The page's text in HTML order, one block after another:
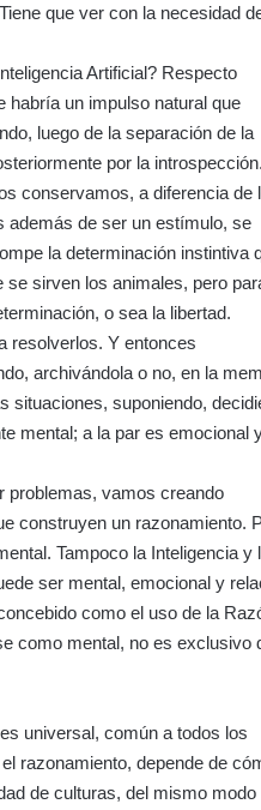
que ver con la necesidad
Artificial? Respecto
habría un impulso natural que
luego de la separación de la
por la
conservamos, a diferencia de
además de ser un estímulo, se
la determinación instintiva
se sirven los animales, pero
o sea la libertad.
resolverlos. Y entonces
archivándola o no, en la
situaciones, suponiendo,
mental; a la par es emocional
problemas, vamos creando
construyen un razonamiento.
Tampoco la Inteligencia y
ser mental, emocional y
como el uso de la
como mental, no es exclusivo
universal, común a todos los
razonamiento, depende de
de culturas, del mismo modo